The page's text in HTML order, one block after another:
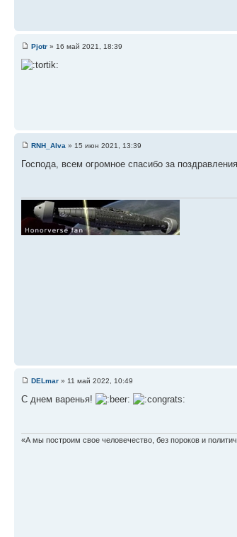
Pjotr » 16 май 2021, 18:39
RNH_Alva » 15 июн 2021, 13:39
Господа, всем огромное спасибо за
DELmar » 11 май 2022, 10:49
С днем варенья!
«А мы построим свое человечество, без пороков и